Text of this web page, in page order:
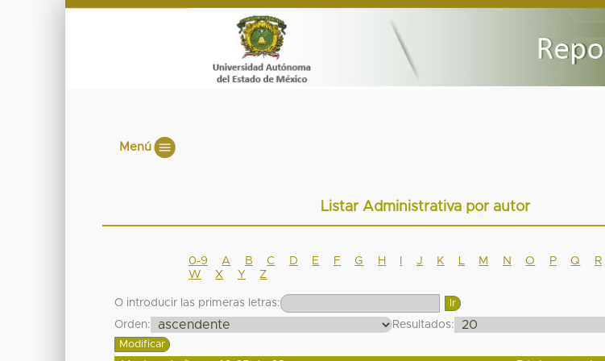
Menú
Listar Administrativa por autor
0-9 A B C D E F G H J K M N O P Q R
W
X Y Z
O introducir las primeras letras:
Orden:
Resultados: